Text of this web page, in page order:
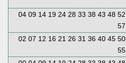
04 09 14 19 24 28 33 38 43 48 52
57
02 07 12 16 21 26 31 36 40 45 50
55